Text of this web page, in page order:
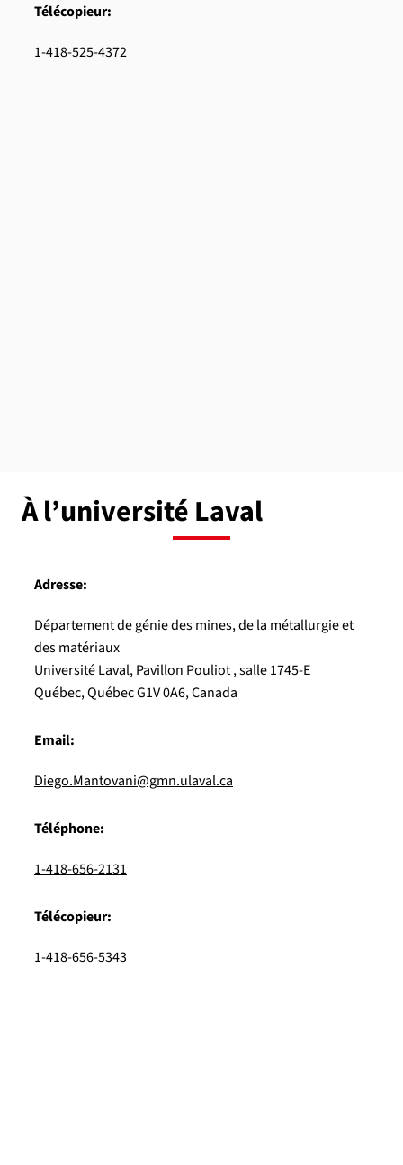
Télécopieur:
1-418-525-4372
À l’université Laval
Adresse:
Département de génie des mines, de la métallurgie et
des matériaux
Université Laval, Pavillon Pouliot , salle 1745-E
Québec, Québec G1V 0A6, Canada
Email:
Diego.Mantovani@gmn.ulaval.ca
Téléphone:
1-418-656-2131
Télécopieur:
1-418-656-5343